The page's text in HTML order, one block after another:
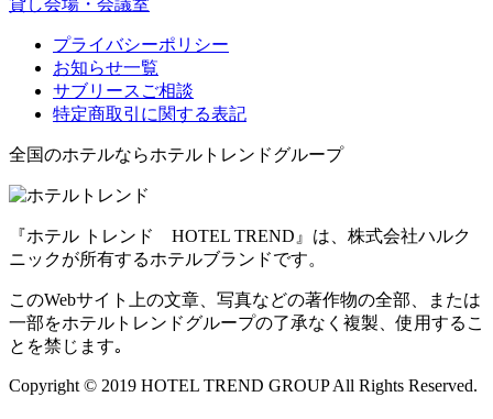
プライバシーポリシー
お知らせ一覧
サブリースご相談
特定商取引に関する表記
全国のホテルならホテルトレンドグループ
『ホテル トレンド HOTEL TREND』は、株式会社ハルク
ニックが所有するホテルブランドです。
このWebサイト上の文章、写真などの著作物の全部、または
一部をホテルトレンドグループの了承なく複製、使用するこ
とを禁じます｡
Copyright © 2019 HOTEL TREND GROUP All Rights Reserved.